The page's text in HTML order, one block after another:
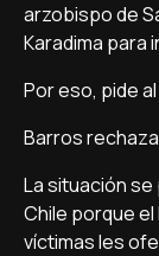
arzobispo de
Karadima para
Por eso, pide
Barros
La situación
Chile porque
víctimas les